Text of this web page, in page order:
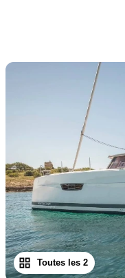
Toutes les 2